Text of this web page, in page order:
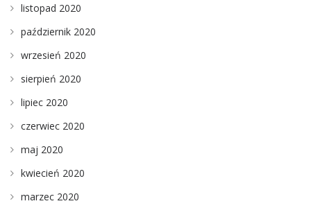
listopad 2020
październik 2020
wrzesień 2020
sierpień 2020
lipiec 2020
czerwiec 2020
maj 2020
kwiecień 2020
marzec 2020